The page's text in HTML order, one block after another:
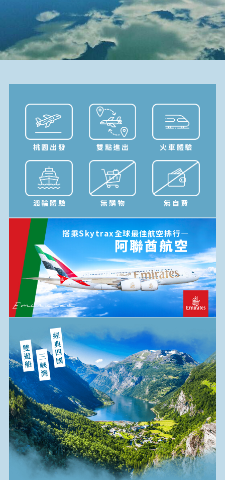
桃園出發 雙點進出 火車體驗
渡輪體驗 無購物 無自費
搭乘Skytrax全球最佳航空排行—
阿聯酋航空
經典四國
三峽灣
雙遊船